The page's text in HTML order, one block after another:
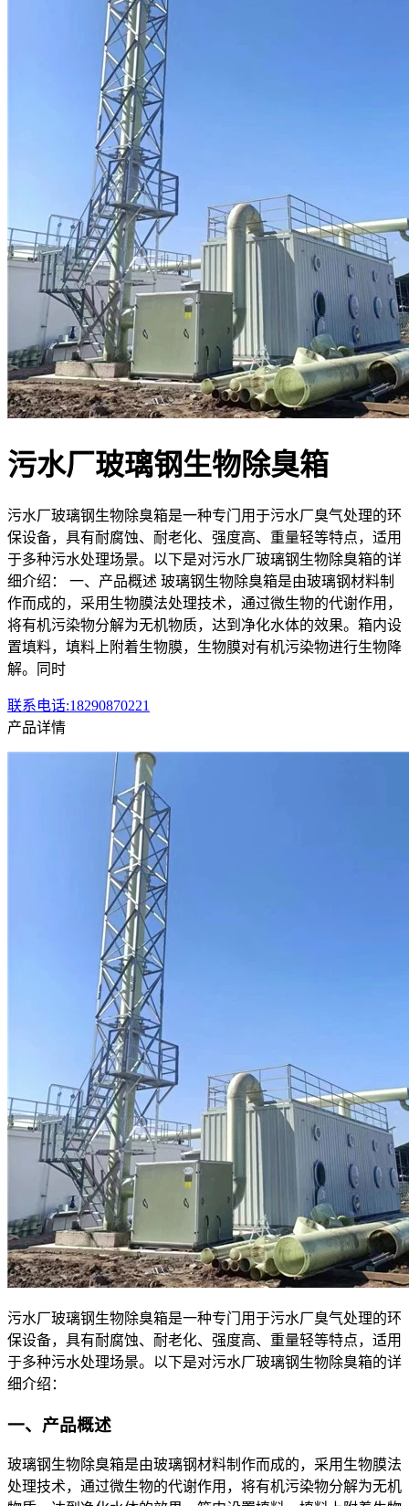
污水厂玻璃钢生物除臭箱
污水厂玻璃钢生物除臭箱是一种专门用于污水厂臭气处理的环
保设备，具有耐腐蚀、耐老化、强度高、重量轻等特点，适用
于多种污水处理场景。以下是对污水厂玻璃钢生物除臭箱的详
细介绍： 一、产品概述 玻璃钢生物除臭箱是由玻璃钢材料制
作而成的，采用生物膜法处理技术，通过微生物的代谢作用，
将有机污染物分解为无机物质，达到净化水体的效果。箱内设
置填料，填料上附着生物膜，生物膜对有机污染物进行生物降
解。同时
联系电话:18290870221
产品详情
污水厂玻璃钢生物除臭箱是一种专门用于污水厂臭气处理的环
保设备，具有耐腐蚀、耐老化、强度高、重量轻等特点，适用
于多种污水处理场景。以下是对污水厂玻璃钢生物除臭箱的详
细介绍：
一、产品概述
玻璃钢生物除臭箱是由玻璃钢材料制作而成的，采用生物膜法
处理技术，通过微生物的代谢作用，将有机污染物分解为无机